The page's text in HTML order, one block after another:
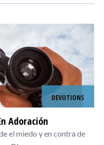
DEVOTIONS
Adoración
el miedo y en contra de